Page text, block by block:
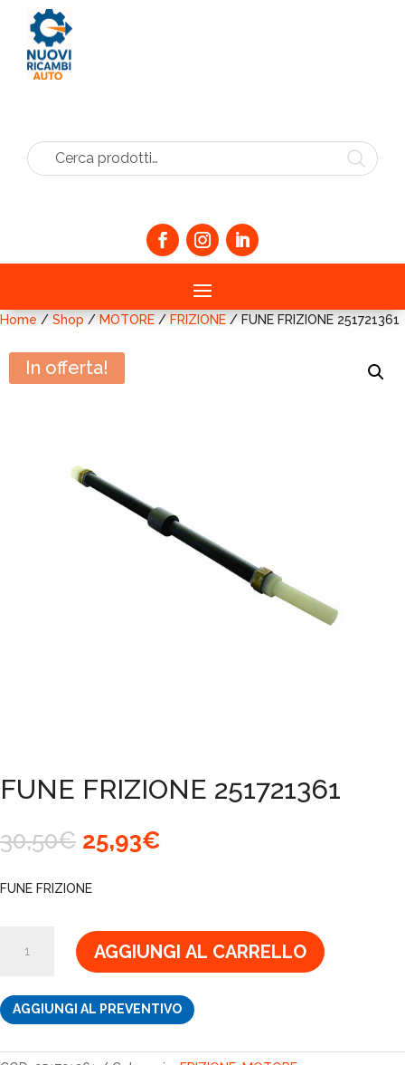
Cerca prodotti…
Home / Shop / MOTORE / FRIZIONE / FUNE FRIZIONE 251721361
In offerta!
FUNE FRIZIONE 251721361
30,50€ Il
prezzo
originale
era:
25,93€
FUNE FRIZIONE
FRIZIONE
quantità
AGGIUNGI AL CARRELLO
AGGIUNGI AL PREVENTIVO